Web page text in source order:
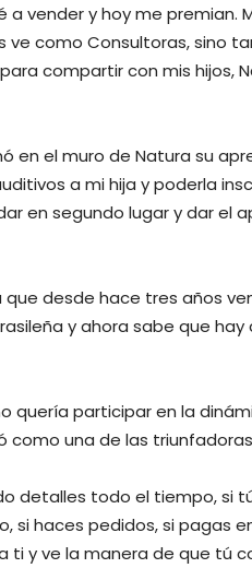
vender y hoy me premian.
ve como Consultoras, sino
compartir con mis hijos,
en el muro de Natura su
a mi hija y poderla
en segundo lugar y dar el
desde hace tres años
y ahora sabe que hay
quería participar en la
como una de las
detalles todo el tiempo, si
si haces pedidos, si pagas
y ve la manera de que tú